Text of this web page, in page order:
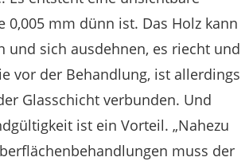
0,005 mm dünn ist. Das Holz kann
und sich ausdehnen, es riecht und
vor der Behandlung, ist allerdings
Glasschicht verbunden. Und
ist ein Vorteil. „Nahezu
muss der